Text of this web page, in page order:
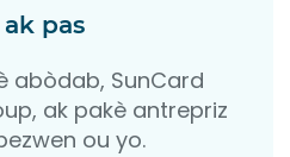
pas
abòdab, SunCard
ak pakè antrepriz
ou yo.